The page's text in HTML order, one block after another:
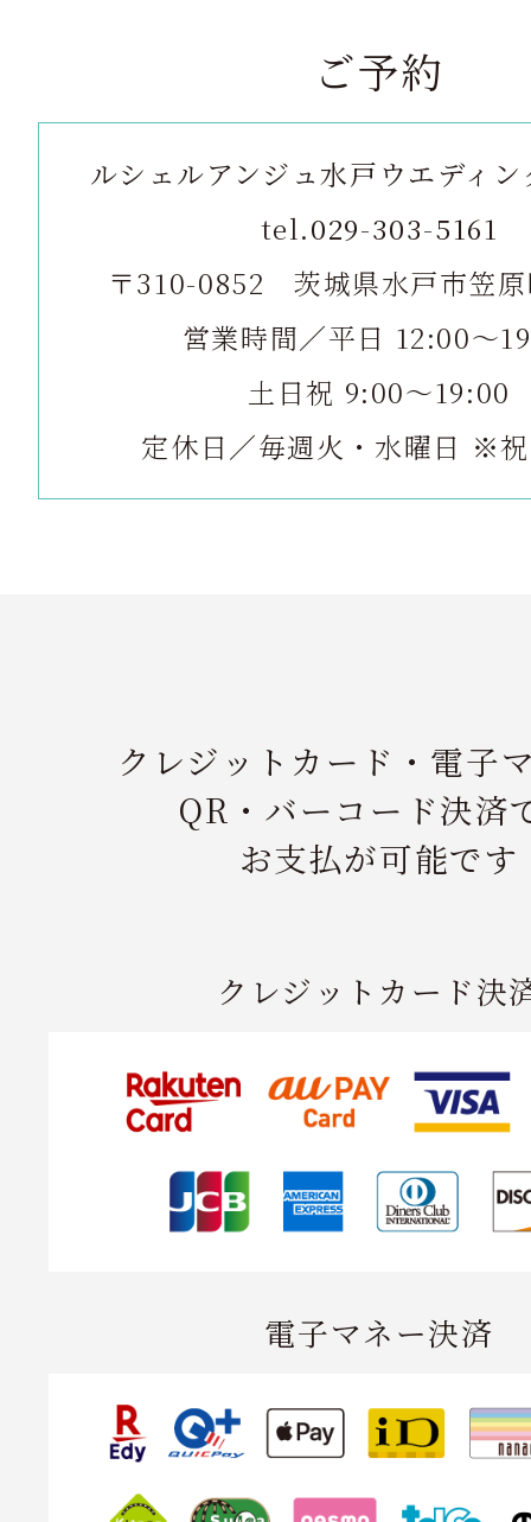
ご予約
ルシェルアンジュ水戸ウエディ
tel.029-303-5161
〒310-0852 茨城県水戸市笠
営業時間／平日 12:00～
土日祝 9:00～19:00
定休日／毎週火・水曜日 ※
クレジットカード・ 電子
QR・バーコード決済
お支払が可能です
クレジットカード決
電子マネー決済